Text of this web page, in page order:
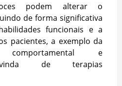
podem alterar o
de forma significativa
funcionais e a
pacientes, a exemplo da
comportamental e
de terapias